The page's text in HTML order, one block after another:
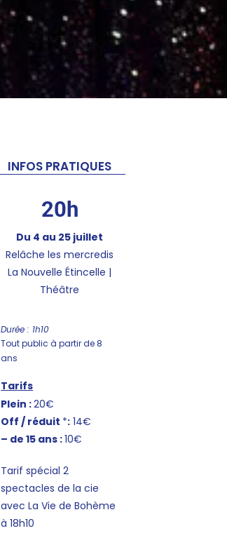
INFOS PRATIQUES
20h
Du 4 au 25 juillet
Relâche les mercredis
La Nouvelle Étincelle |
Théâtre
Durée : 1h10
Tout public à partir de 8
ans
Tarifs
Plein :20€
Off / réduit *: 14€
– de 15 ans :10€
Tarif spécial 2
spectacles de la cie
avecLa Vie de Bohème
à 18h10